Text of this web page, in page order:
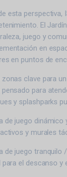
esta perspectiva,
El
juego y
en
en puntos de
zonas clave para
pensado para
y splashparks
de juego dinámico
y murales
de juego tranquilo
para el descanso y